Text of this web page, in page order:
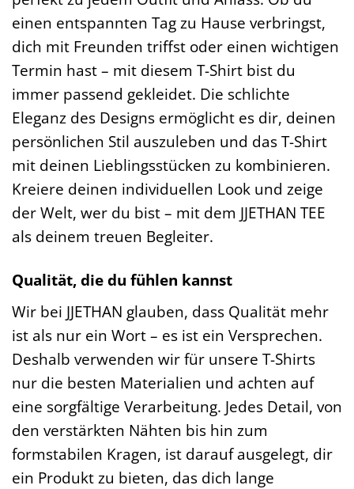
einen entspannten Tag zu Hause verbringst,
dich mit Freunden triffst oder einen wichtigen
Termin hast – mit diesem T-Shirt bist du
immer passend gekleidet. Die schlichte
Eleganz des Designs ermöglicht es dir, deinen
persönlichen Stil auszuleben und das T-Shirt
mit deinen Lieblingsstücken zu kombinieren.
Kreiere deinen individuellen Look und zeige
der Welt, wer du bist – mit dem JJETHAN TEE
als deinem treuen Begleiter.
Qualität, die du fühlen kannst
Wir bei JJETHAN glauben, dass Qualität mehr
ist als nur ein Wort – es ist ein Versprechen.
Deshalb verwenden wir für unsere T-Shirts
nur die besten Materialien und achten auf
eine sorgfältige Verarbeitung. Jedes Detail, von
den verstärkten Nähten bis hin zum
formstabilen Kragen, ist darauf ausgelegt, dir
ein Produkt zu bieten, das dich lange